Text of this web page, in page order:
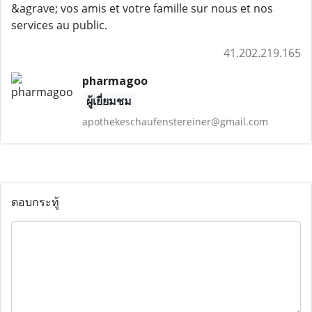
&agrave; vos amis et votre famille sur nous et nos
services au public.
41.202.219.165
pharmagoo
ผู้เยี่ยมชม
apothekeschaufenstereiner@gmail.com
ตอบกระทู้